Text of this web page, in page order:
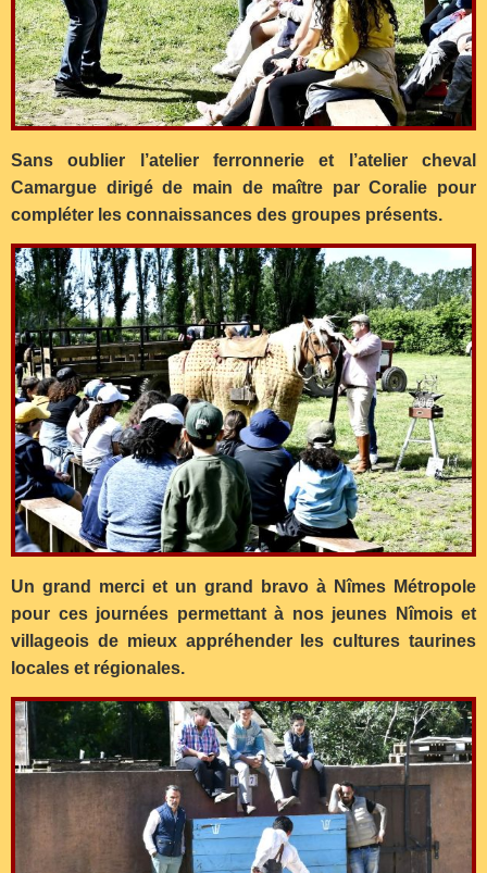
Sans oublier l’atelier ferronnerie et l’atelier cheval
Camargue dirigé de main de maître par Coralie pour
compléter les connaissances des groupes présents.
Un grand merci et un grand bravo à Nîmes Métropole
pour ces journées permettant à nos jeunes Nîmois et
villageois de mieux appréhender les cultures taurines
locales et régionales.